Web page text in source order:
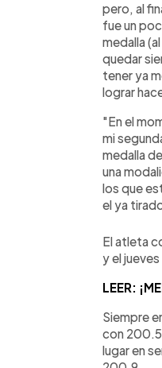
pero, al
fue un
medalla
quedar
tener ya
lograr
"En el
mi
medalla
una
los que
el ya
El atleta
y el
LEER:
Siempre
con 200.5
lugar en